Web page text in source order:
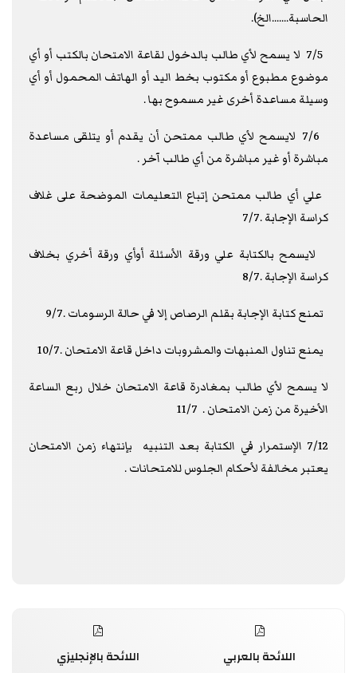
الحاسبة.......الخ).
7/5 لا يسمح لأي طالب بالدخول لقاعة الامتحان بالكتب أو أي
موضوع مطبوع أو مكتوب بخط اليد أو الهاتف المحمول أو أي
وسيلة مساعدة أخرى غير مسموح بها .
7/6 لايسمح لأي طالب ممتحن أن يقدم أو يتلقى مساعدة
مباشرة أو غير مباشرة من أي طالب آخر .
علي أي طالب ممتحن إتباع التعليمات الموضحة على غلاف
كراسة الإجابة .7/7
لايسمح بالكتابة علي ورقة الأسئلة أوأي ورقة أخري بخلاف
كراسة الإجابة .8/7
تمنع كتابة الإجابة بقلم الرصاص إلا في حالة الرسومات .9/7
يمنع تناول المنبهات والمشروبات داخل قاعة الامتحان .10/7
لا يسمح لأي طالب بمغادرة قاعة الامتحان خلال ربع الساعة
الأخيرة من زمن الامتحان . 11/7
7/12 الإستمرار في الكتابة بعد التنبيه بإنتهاء زمن الامتحان
يعتبر مخالفة لأحكام الجلوس للامتحانات .
اللائحة بالعربي اللائحة بالإنجليزي